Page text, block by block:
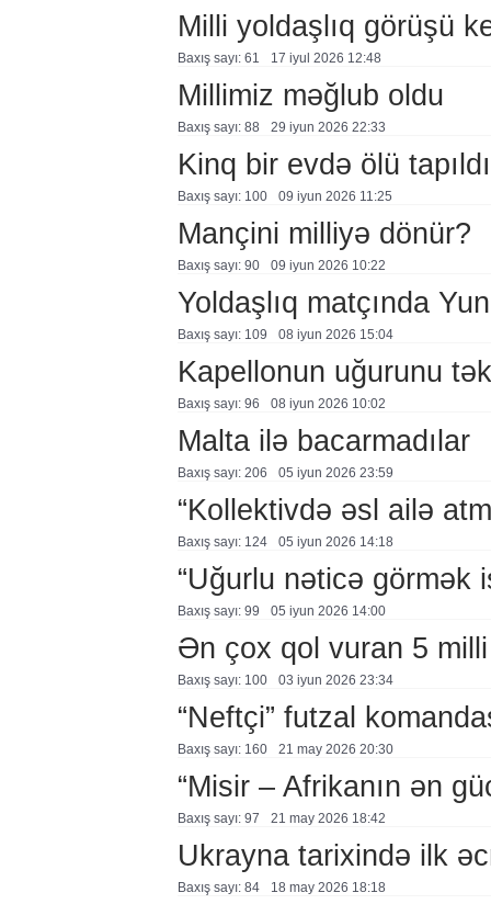
Milli yoldaşlıq görüşü
Baxış sayı: 61 17 i̇yul 2026 12:48
Millimiz məğlub oldu
Baxış sayı: 88 29 i̇yun 2026 22:33
Kinq bir evdə ölü tapıldı
Baxış sayı: 100 09 i̇yun 2026 11:25
Mançini milliyə dönür?
Baxış sayı: 90 09 i̇yun 2026 10:22
Yoldaşlıq matçında
Baxış sayı: 109 08 i̇yun 2026 15:04
Kapellonun uğurunu
Baxış sayı: 96 08 i̇yun 2026 10:02
Malta ilə bacarmadılar
Baxış sayı: 206 05 i̇yun 2026 23:59
“Kollektivdə əsl ailə
Baxış sayı: 124 05 i̇yun 2026 14:18
“Uğurlu nəticə görmək
Baxış sayı: 99 05 i̇yun 2026 14:00
Ən çox qol vuran 5
Baxış sayı: 100 03 i̇yun 2026 23:34
“Neftçi” futzal
Baxış sayı: 160 21 may 2026 20:30
“Misir – Afrikanın ən
Baxış sayı: 97 21 may 2026 18:42
Ukrayna tarixində ilk
Baxış sayı: 84 18 may 2026 18:18